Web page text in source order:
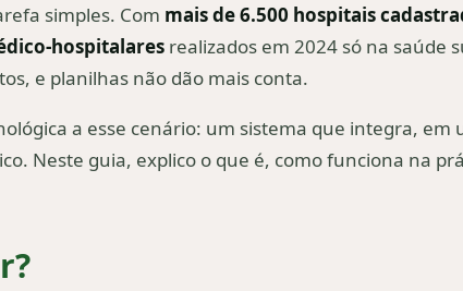
simples. Com mais de 6.500 hospitais
hospitalares realizados em 2024 só na saúde
e planilhas não dão mais conta.
a esse cenário: um sistema que integra,
Neste guia, explico o que é, como funciona na